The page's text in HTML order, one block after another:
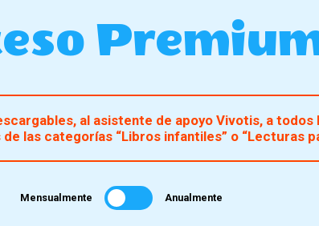
al asistente de apoyo Vivotis, a
las categorías “Libros infantiles” o “Lecturas
Mensualmente Anualmente